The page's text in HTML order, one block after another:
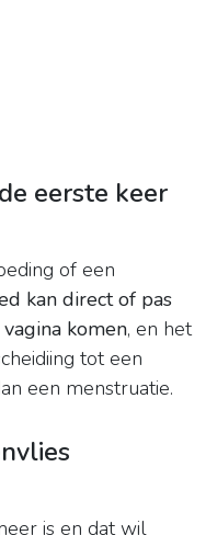
eerste keer
of een
kan direct of pas
komen, en het
tot een
een menstruatie.
is en dat wil